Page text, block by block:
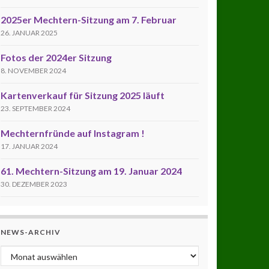
2025er Mechtern-Sitzung am 7. Februar
26. JANUAR 2025
Fotos der 2024er Sitzung
8. NOVEMBER 2024
Kartenverkauf für Sitzung 2025 läuft
23. SEPTEMBER 2024
Mechternfründe auf Instagram !
17. JANUAR 2024
61. Mechtern-Sitzung am 19. Januar 2024
30. DEZEMBER 2023
NEWS-ARCHIV
News-Archiv